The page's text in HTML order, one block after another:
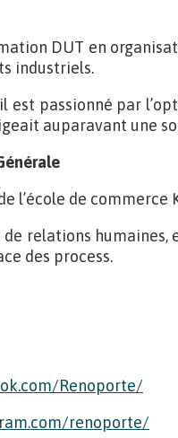
DUT en
industriels.
est passionné par
auparavant une
l’école de commerce
relations
des process.
Renoporte/
renoporte/